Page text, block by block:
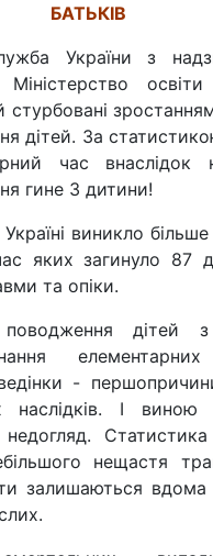
БАТЬКІВ
України з
стурбовані
дітей. За
час внаслідок
гине 3 дитини!
виникло більше
яких загинуло 87
та опіки.
поводження дітей
-
наслідків. І
недогляд. Статистика
нещастя
залишаються вдома